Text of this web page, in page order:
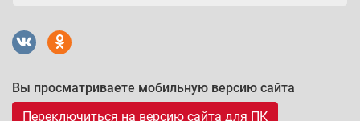
Вы просматриваете мобильную версию сайта
Переключиться на версию сайта для ПК